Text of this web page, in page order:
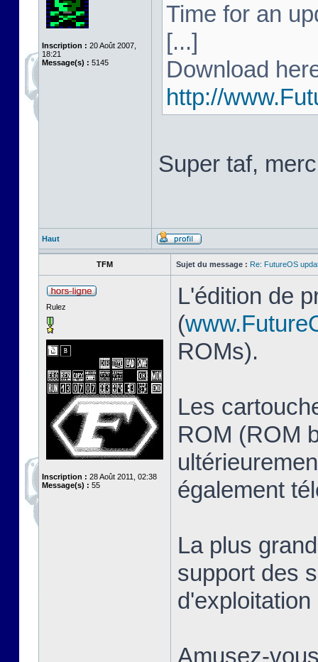
Inscription : 20 Août 2007,
18:21
Message(s) : 5145
Time for an
[...]
Download
http://
Super taf,
Haut
TFM Sujet du message : Re: FutureOS
Rulez
Inscription : 28 Août 2011, 02:38
Message(s) : 55
L'édition de
(
ROMs).
Les
ROM (ROM
également
La plus
support des
Amusez-